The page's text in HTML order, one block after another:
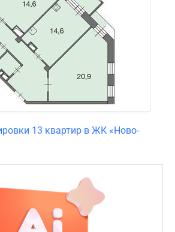
13 квартир в ЖК «Ново-